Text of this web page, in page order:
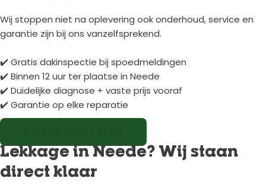
Wij stoppen niet na oplevering ook onderhoud, service en
garantie zijn bij ons vanzelfsprekend.
✔️ Gratis dakinspectie bij spoedmeldingen
✔️ Binnen 12 uur ter plaatse in Neede
✔️ Duidelijke diagnose + vaste prijs vooraf
✔️ Garantie op elke reparatie
Lekkage in Neede? Wij staan
direct klaar